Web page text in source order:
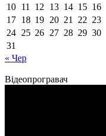
10 11 12 13 14 15 16
17 18 19 20 21 22 23
24 25 26 27 28 29 30
31
« Чер
Відеопрогравач